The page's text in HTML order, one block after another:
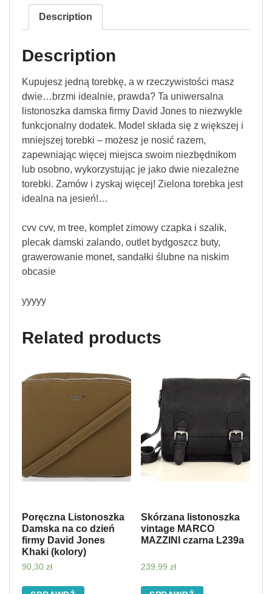
Description
Description
Kupujesz jedną torebkę, a w rzeczywistości masz
dwie…brzmi idealnie, prawda? Ta uniwersalna
listonoszka damska firmy David Jones to niezwykle
funkcjonalny dodatek. Model składa się z większej i
mniejszej torebki – możesz je nosić razem,
zapewniając więcej miejsca swoim niezbędnikom
lub osobno, wykorzystując je jako dwie niezależne
torebki. Zamów i zyskaj więcej! Zielona torebka jest
idealna na jesień!…
cvv cvv, m tree, komplet zimowy czapka i szalik,
plecak damski zalando, outlet bydgoszcz buty,
grawerowanie monet, sandałki ślubne na niskim
obcasie
yyyyy
Related products
Poręczna Listonoszka
Damska na co dzień
firmy David Jones
Khaki (kolory)
90,30 zł
Skórzana listonoszka
vintage MARCO
MAZZINI czarna L239a
239,99 zł